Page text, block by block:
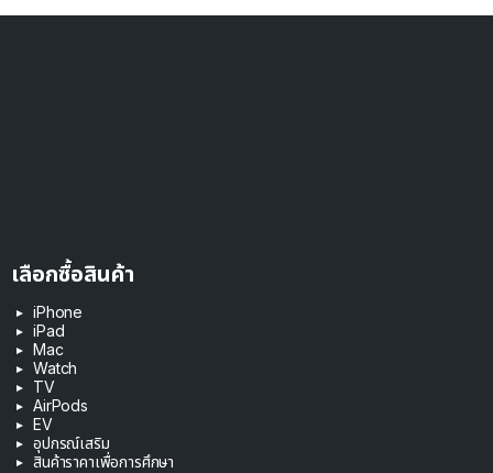
เลือกซื้อสินค้า
iPhone
iPad
Mac
Watch
TV
AirPods
EV
อุปกรณ์เสริม
สินค้าราคาเพื่อการศึกษา